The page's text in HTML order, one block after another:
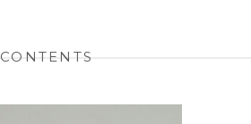
CONTENTS